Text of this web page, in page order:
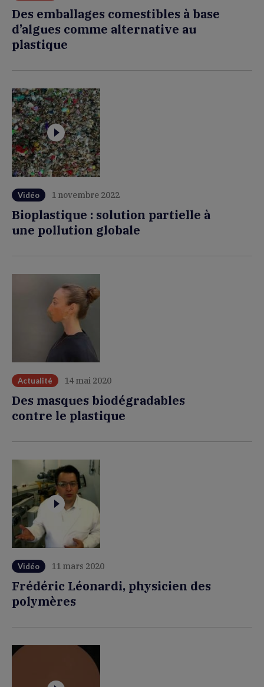
Des emballages comestibles à base
d’algues comme alternative au
plastique
Vidéo 1 novembre 2022
Bioplastique : solution partielle à
une pollution globale
Actualité 14 mai 2020
Des masques biodégradables
contre le plastique
Vidéo 11 mars 2020
Frédéric Léonardi, physicien des
polymères